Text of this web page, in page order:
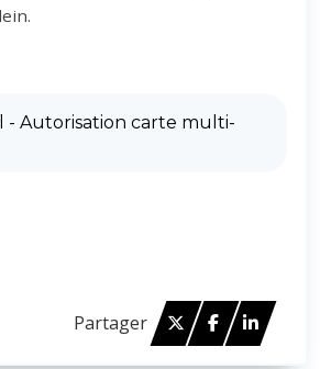
- Autorisation carte multi-
Partager TwitterFacebook
Linked